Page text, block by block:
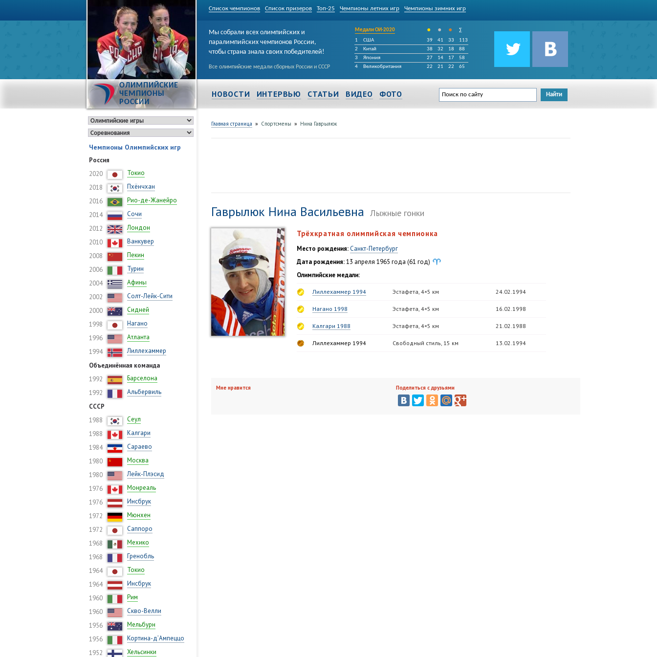
Список чемпионов Список призеров Топ-25 Чемпионы летних игр Чемпионы зимних игр
ОЛИМПИЙСКИЕ
ЧЕМПИОНЫ
РОССИИ
Мы собрали всех олимпийских и
паралимпийских чемпионов России,
чтобы страна знала своих победителей!
Все олимпийские медали сборных России и СССР
Медали ОИ-2020 • • •
∑
1
США 39 41 33
113
2
Китай 38 32 18
88
3
Япония 27 14 17
58
4
Великобритания 22 21 22 65
НОВОСТИ ИНТЕРВЬЮ СТАТЬИ ВИДЕО ФОТО
Чемпионы Олимпийских игр
Россия
2020
Токио
2018
Пхёнчхан
2016
Рио-де-Жанейро
2014
Сочи
2012
Лондон
2010
Ванкувер
2008
Пекин
2006
Турин
2004
Афины
2002
Солт-Лейк-Сити
2000
Сидней
1998
Нагано
1996
Атланта
1994
Лиллехаммер
Объединённая команда
1992
Барселона
1992
Альбервиль
СССР
1988
Сеул
1988
Калгари
1984
Сараево
1980
Москва
1980
Лейк-Плэсид
1976
Монреаль
1976
Инсбрук
1972
Мюнхен
1972
Саппоро
1968
Мехико
1968
Гренобль
1964
Токио
1964
Инсбрук
1960
Рим
1960
Скво-Велли
1956
Мельбурн
1956
Кортина-д’Ампеццо
1952
Хельсинки
Главная страница » Спортсмены » Нина Гаврылюк
Гаврылюк Нина Васильевна Лыжные гонки
Трёхкратная олимпийская чемпионка
Место рождения:Санкт-Петербург
Дата рождения:13 апреля 1965 года (61 год)
Олимпийские медали:
Лиллехаммер 1994 Эстафета, 4×5 км 24.02.1994
Нагано 1998 Эстафета, 4×5 км 16.02.1998
Калгари 1988 Эстафета, 4×5 км 21.02.1988
Лиллехаммер 1994 Свободный стиль, 15 км 13.02.1994
Мне нравится Поделиться с друзьями